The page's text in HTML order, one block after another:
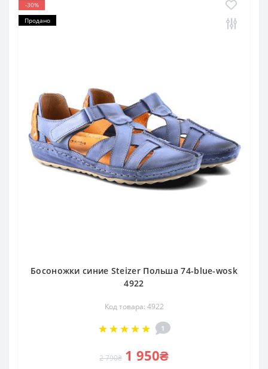
-30%
Продано
Босоножки синие Steizer Польша 74-blue-wosk
4922
Код товара: 4922
1
2 790₴ 1 950₴